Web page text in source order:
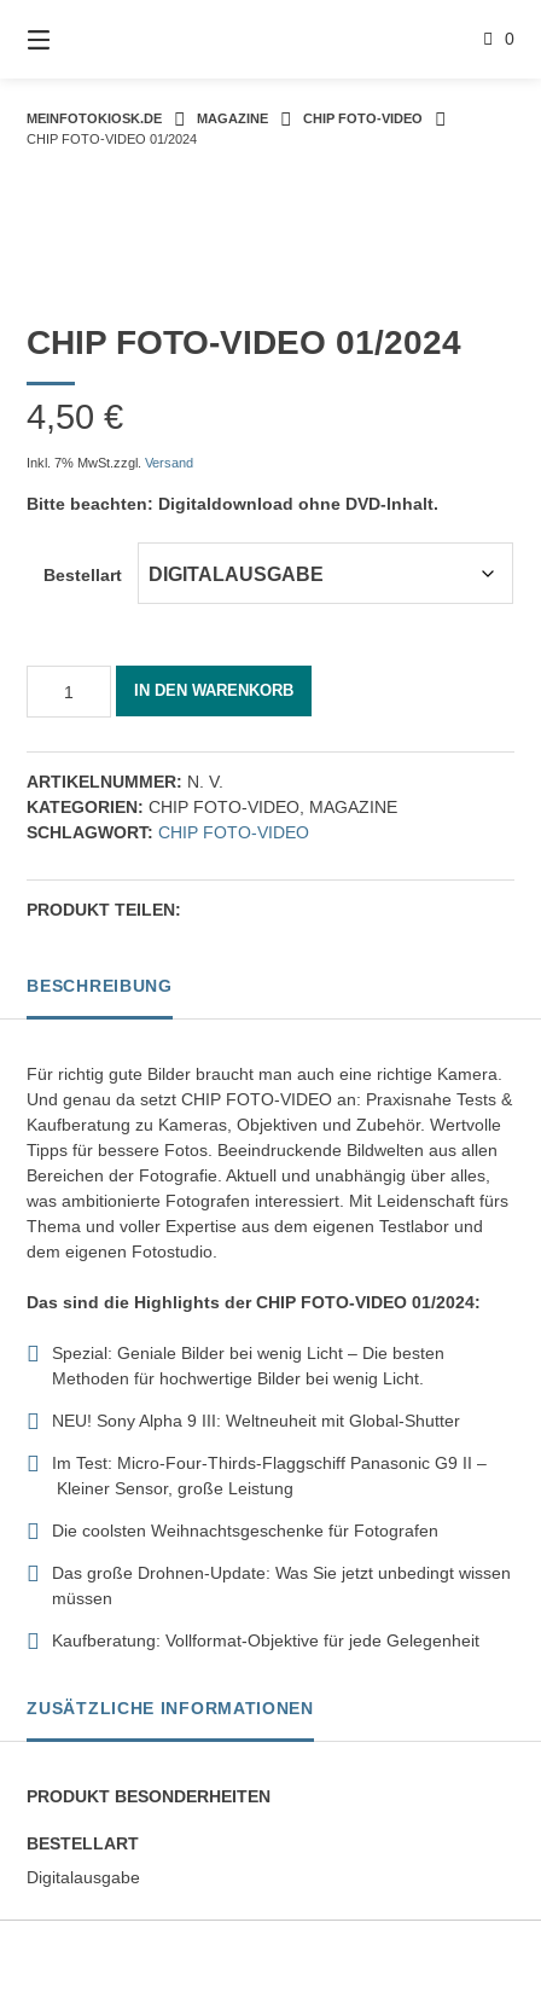
zum
0
MEINFOTOKIOSK.DE MAGAZINE
CHIP FOTO-VIDEO
CHIP FOTO-VIDEO 01/2024
CHIP FOTO-VIDEO 01/2024
4,50€
Inkl. 7% MwSt.zzgl.Versand
Bitte beachten: Digitaldownload ohne DVD-Inhalt.
Bestellart
FOTO-
01/2024
[Digital]
Menge
IN DEN WARENKORB
ARTIKELNUMMER: N. V.
KATEGORIEN: CHIP FOTO-VIDEO MAGAZINE
SCHLAGWORT: CHIP FOTO-VIDEO
PRODUKT TEILEN:
BESCHREIBUNG
Für richtig gute Bilder braucht man auch eine richtige Kamera.
Und genau da setzt CHIP FOTO-VIDEO an: Praxisnahe Tests &
Kaufberatung zu Kameras, Objektiven und Zubehör. Wertvolle
Tipps für bessere Fotos. Beeindruckende Bildwelten aus allen
Bereichen der Fotografie. Aktuell und unabhängig über alles,
was ambitionierte Fotografen interessiert. Mit Leidenschaft fürs
Thema und voller Expertise aus dem eigenen Testlabor und
dem eigenen Fotostudio.
Das sind die Highlights der CHIP FOTO-VIDEO 01/2024:
Spezial: Geniale Bilder bei wenig Licht – Die besten
Methoden für hochwertige Bilder bei wenig Licht.
NEU! Sony Alpha 9 III: Weltneuheit mit Global-Shutter
Im Test: Micro-Four-Thirds-Flaggschiff Panasonic G9 II –
Kleiner Sensor, große Leistung
Die coolsten Weihnachtsgeschenke für Fotografen
Das große Drohnen-Update: Was Sie jetzt unbedingt wissen
müssen
Kaufberatung: Vollformat-Objektive für jede Gelegenheit
ZUSÄTZLICHE INFORMATIONEN
PRODUKT BESONDERHEITEN
BESTELLART
Digitalausgabe